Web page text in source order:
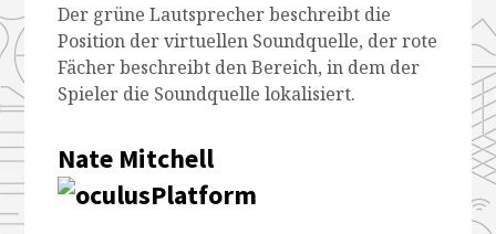
Der grüne Lautsprecher beschreibt die
Position der virtuellen Soundquelle, der rote
Fächer beschreibt den Bereich, in dem der
Spieler die Soundquelle lokalisiert.
Nate Mitchell